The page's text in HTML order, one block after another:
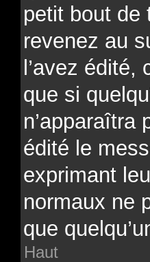
petit bout de
revenez au
l’avez
que si
n’apparaîtra
édité le
exprimant
normaux ne
que
Haut